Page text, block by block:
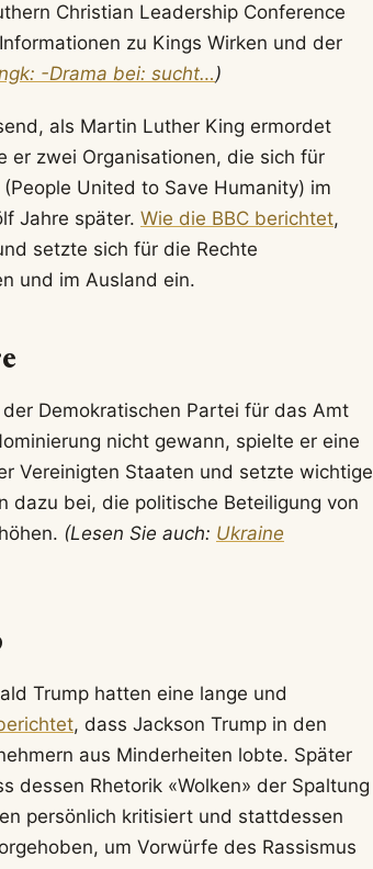
Christian Leadership Conference
zu Kings Wirken und der
-Drama bei: sucht…)
als Martin Luther King ermordet
er zwei Organisationen, die sich für
United to Save Humanity) im
Jahre später. Wie die BBC berichtet,
setzte sich für die Rechte
und im Ausland ein.
Demokratischen Partei für das Amt
nicht gewann, spielte er eine
Vereinigten Staaten und setzte wichtige
dazu bei, die politische Beteiligung von
(Lesen Sie auch: Ukraine
Trump hatten eine lange und
, dass Jackson Trump in den
aus Minderheiten lobte. Später
dessen Rhetorik «Wolken» der Spaltung
persönlich kritisiert und stattdessen
um Vorwürfe des Rassismus